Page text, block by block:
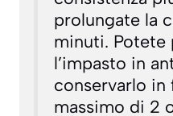
prolungate la
minuti. Potete
l’impasto in
conservarlo
massimo di 2